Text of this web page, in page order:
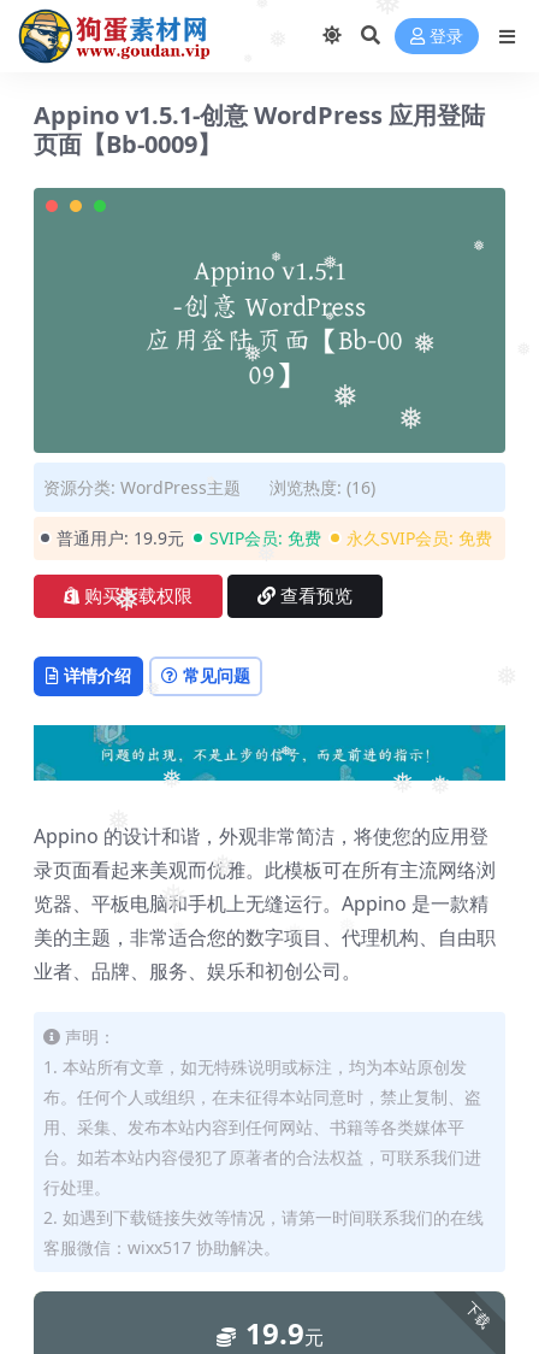
❅
❅
❅
❅
❅
❅
❅
❅
❅
❅
❅
❅
❅
❅
❅
❅
❅
❅ 登录
Appino v1.5.1-创意 WordPress 应用登陆
页面【Bb-0009】
资源分类: WordPress主题 浏览热度: (16)
普通用户: 19.9元 SVIP会员: 免费 永久SVIP会员: 免费
购买下载权限 查看预览
详情介绍 常见问题
Appino 的设计和谐，外观非常简洁，将使您的应用登
录页面看起来美观而优雅。此模板可在所有主流网络浏
览器、平板电脑和手机上无缝运行。Appino 是一款精
美的主题，非常适合您的数字项目、代理机构、自由职
业者、品牌、服务、娱乐和初创公司。
声明：
1. 本站所有文章，如无特殊说明或标注，均为本站原创发
布。任何个人或组织，在未征得本站同意时，禁止复制、盗
用、采集、发布本站内容到任何网站、书籍等各类媒体平
台。如若本站内容侵犯了原著者的合法权益，可联系我们进
行处理。
2. 如遇到下载链接失效等情况，请第一时间联系我们的在线
客服微信：wixx517 协助解决。
下载
19.9元